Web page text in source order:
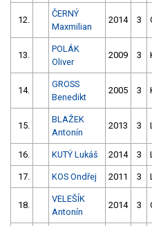
12.
ČERNÝ
Maxmilian
2014 3
13.
POLÁK
Oliver
2009 3
14.
GROSS
Benedikt
2005 3
15.
BLAŽEK
Antonín
2013 3
16. KUTÝ Lukáš 2014 3
17. KOS Ondřej 2011 3
18.
VELEŠÍK
Antonín
2014 3